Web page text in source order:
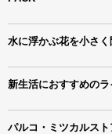
水に浮かぶ花を小さ
新生活におすすめの
パルコ・ミツカルス